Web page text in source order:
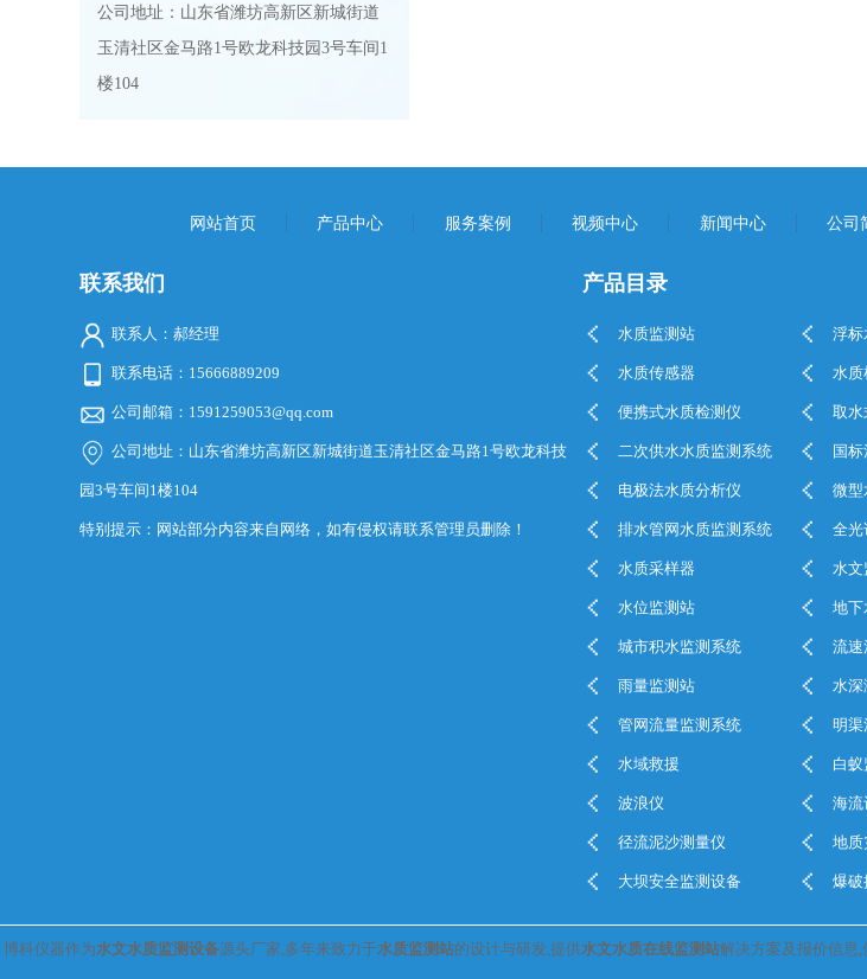
公司地址：山东省潍坊高新区新城街道
玉清社区金马路1号欧龙科技园3号车间1
楼104
网站首页 产品中心 服务案例 视频中心 新闻中心 公司
联系我们
联系人：郝经理
联系电话：15666889209
公司邮箱：1591259053@qq.com
公司地址：山东省潍坊高新区新城街道玉清社区金马路1号欧龙科技
园3号车间1楼104
特别提示：网站部分内容来自网络，如有侵权请联系管理员删除！
产品目录
水质监测站 浮标
水质传感器 水质
便携式水质检测仪 取水
二次供水水质监测系统 国
电极法水质分析仪 微型
排水管网水质监测系统 全光
水质采样器 水文
水位监测站 地下
城市积水监测系统 流速
雨量监测站 水深
管网流量监测系统 明渠
水域救援 白蚁
波浪仪 海流
径流泥沙测量仪 地质
大坝安全监测设备 爆破
博科仪器作为水文水质监测设备源头厂家,多年来致力于水质监测站的设计与研发,提供水文水质在线监测站解决方案及报价信息